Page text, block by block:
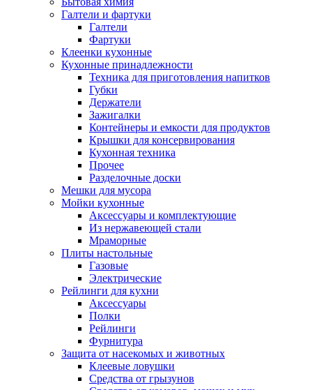
Галтели и фартуки
Галтели
Фартуки
Клеенки кухонные
Кухонные принадлежности
Техника для приготовления напитков
Губки
Держатели
Зажигалки
Контейнеры и емкости для продуктов
Крышки для консервирования
Кухонная техника
Прочее
Разделочные доски
Мешки для мусора
Мойки кухонные
Аксессуары и комплектующие
Из нержавеющей стали
Мраморные
Плиты настольные
Газовые
Электрические
Рейлинги для кухни
Аксессуары
Полки
Рейлинги
Фурнитура
Защита от насекомых и животных
Клеевые ловушки
Средства от грызунов